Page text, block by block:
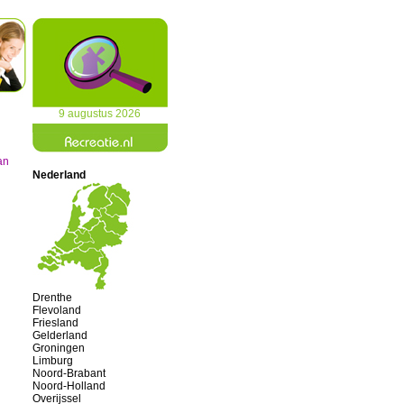
9 augustus 2026
Nederland
Drenthe
Flevoland
Friesland
Gelderland
Groningen
Limburg
Noord-Brabant
Noord-Holland
Overijssel